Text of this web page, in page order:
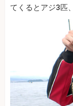
てくるとアジ3匹